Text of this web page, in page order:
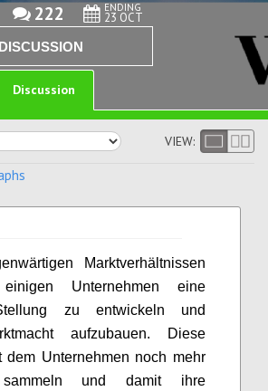
222 ENDING
23 OCT
Discussion
VIEW:
Marktverhältnissen
Unternehmen eine
zu entwickeln und
aufzubauen. Diese
dem Unternehmen noch mehr
und damit ihre